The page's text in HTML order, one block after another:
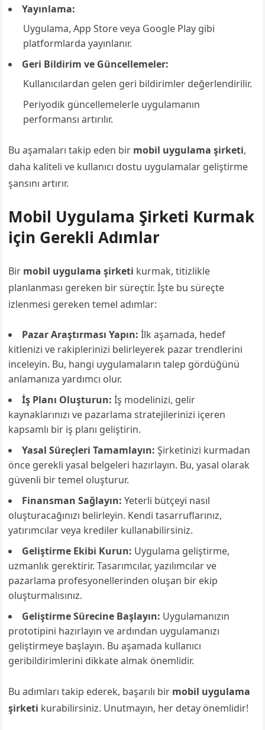
Yayınlama:
Uygulama, App Store veya Google Play gibi
platformlarda yayınlanır.
Geri Bildirim ve Güncellemeler:
Kullanıcılardan gelen geri bildirimler değerlendirilir.
Periyodik güncellemelerle uygulamanın
performansı artırılır.
Bu aşamaları takip eden bir mobil uygulama şirketi,
daha kaliteli ve kullanıcı dostu uygulamalar geliştirme
şansını artırır.
Mobil Uygulama Şirketi Kurmak
için Gerekli Adımlar
Bir mobil uygulama şirketi kurmak, titizlikle
planlanması gereken bir süreçtir. İşte bu süreçte
izlenmesi gereken temel adımlar:
Pazar Araştırması Yapın: İlk aşamada, hedef
kitlenizi ve rakiplerinizi belirleyerek pazar trendlerini
inceleyin. Bu, hangi uygulamaların talep gördüğünü
anlamanıza yardımcı olur.
İş Planı Oluşturun: İş modelinizi, gelir
kaynaklarınızı ve pazarlama stratejilerinizi içeren
kapsamlı bir iş planı geliştirin.
Yasal Süreçleri Tamamlayın: Şirketinizi kurmadan
önce gerekli yasal belgeleri hazırlayın. Bu, yasal olarak
güvenli bir temel oluşturur.
Finansman Sağlayın: Yeterli bütçeyi nasıl
oluşturacağınızı belirleyin. Kendi tasarruflarınız,
yatırımcılar veya krediler kullanabilirsiniz.
Geliştirme Ekibi Kurun: Uygulama geliştirme,
uzmanlık gerektirir. Tasarımcılar, yazılımcılar ve
pazarlama profesyonellerinden oluşan bir ekip
oluşturmalısınız.
Geliştirme Sürecine Başlayın: Uygulamanızın
prototipini hazırlayın ve ardından uygulamanızı
geliştirmeye başlayın. Bu aşamada kullanıcı
geribildirimlerini dikkate almak önemlidir.
Bu adımları takip ederek, başarılı bir mobil uygulama
şirketi kurabilirsiniz. Unutmayın, her detay önemlidir!